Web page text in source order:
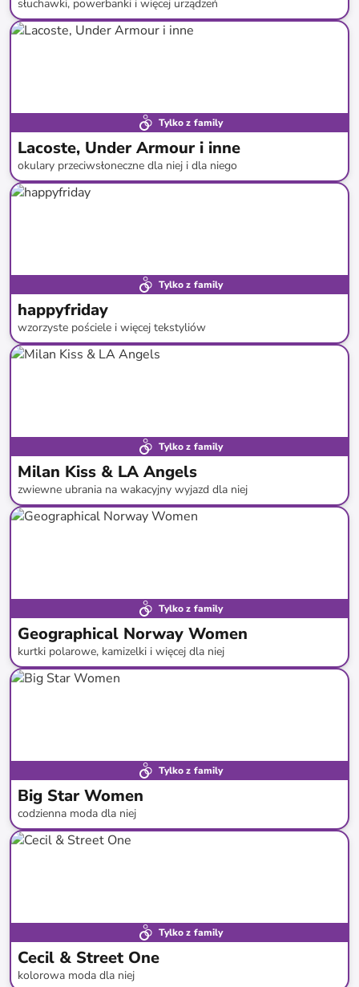
słuchawki, powerbanki i więcej urządzeń
do-85%*
Tylko z family
Lacoste, Under Armour i inne
okulary przeciwsłoneczne dla niej i dla niego
do-79%*
Tylko z family
happyfriday
wzorzyste pościele i więcej tekstyliów
do-71%*
Tylko z family
Milan Kiss & LA Angels
zwiewne ubrania na wakacyjny wyjazd dla niej
do-69%* Nowa kolekcja
Tylko z family
Geographical Norway Women
kurtki polarowe, kamizelki i więcej dla niej
do -75%* Nowa dostawa
Tylko z family
Big Star Women
codzienna moda dla niej
do-52%*
Tylko z family
Cecil & Street One
kolorowa moda dla niej